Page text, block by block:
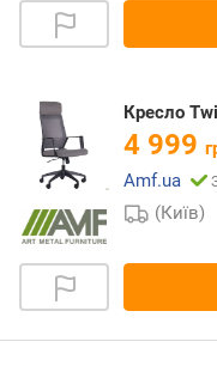
Кресло
4 999
Amf.ua
(Київ)